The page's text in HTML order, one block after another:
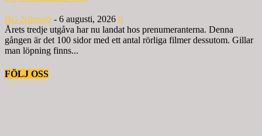
BG Nilensjö - 6 augusti, 2026 0
Årets tredje utgåva har nu landat hos prenumeranterna. Denna
gången är det 100 sidor med ett antal rörliga filmer dessutom. Gillar
man löpning finns...
FÖLJ OSS